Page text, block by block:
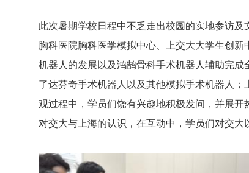
此次暑期学校日程中不乏走出校园的实地参访
胸科医院胸科医学模拟中心、上交大大学生创
机器人 的发展以及鸿鹄骨科手术机器人辅助完
了达芬奇手术机器人以及其他模拟手术机器人
观过程中，学员们饶有兴趣地积极发问，并展
对交大与上海的认识，在互动中，学员们对交大